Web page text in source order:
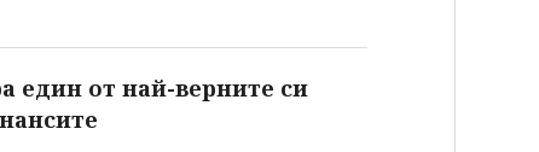
един от най-верните си